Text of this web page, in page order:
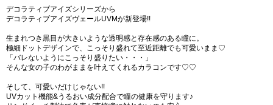
デコラティブアイズシリーズから
デコラティブアイズヴェールUVMが新登場!!
生まれつき黒目が大きいような透明感と存在感のある瞳に。
極細ドットデザインで、こっそり盛れて至近距離でも可愛いまま♡
「バレないようにこっそり盛りたい・・・」
そんな女の子のわがままを叶えてくれるカラコンです♡♡
そして、可愛いだけじゃない!!
UVカット機能&うるおい成分配合で瞳の健康を守ります♪